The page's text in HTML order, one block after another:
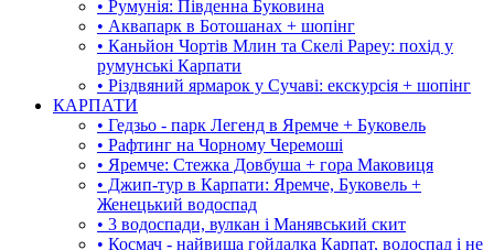
• Румунія: Південна Буковина
• Аквапарк в Ботошанах + шопінг
• Каньйон Чортів Млин та Скелі Рареу: похід у
румунські Карпати
• Різдвяний ярмарок у Сучаві: екскурсія + шопінг
КАРПАТИ
• Гедзьо - парк Легенд в Яремче + Буковель
• Рафтинг на Чорному Черемоші
• Яремче: Стежка Довбуша + гора Маковиця
• Джип-тур в Карпати: Яремче, Буковель +
Женецький водоспад
• 3 водоспади, вулкан і Манявський скит
• Космач - найвища гойдалка Карпат, водоспад і не